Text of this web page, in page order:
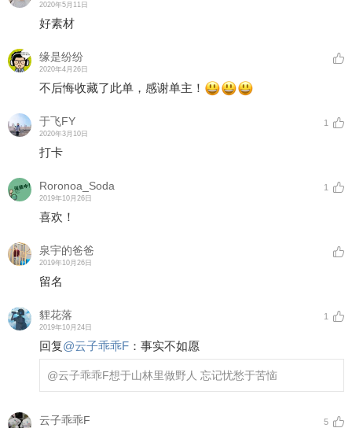
2020年5月11日
好素材
缘是纷纷
2020年4月26日
不后悔收藏了此单，感谢单主！
于飞FY
2020年3月10日
1
打卡
Roronoa_Soda
2019年10月26日
1
喜欢！
泉宇的爸爸
2019年10月26日
留名
貍花落
2019年10月24日
1
回复@云子乖乖F ： 事实不如愿
@云子乖乖F想于山林里做野人 忘记忧愁于苦恼
云子乖乖F 5